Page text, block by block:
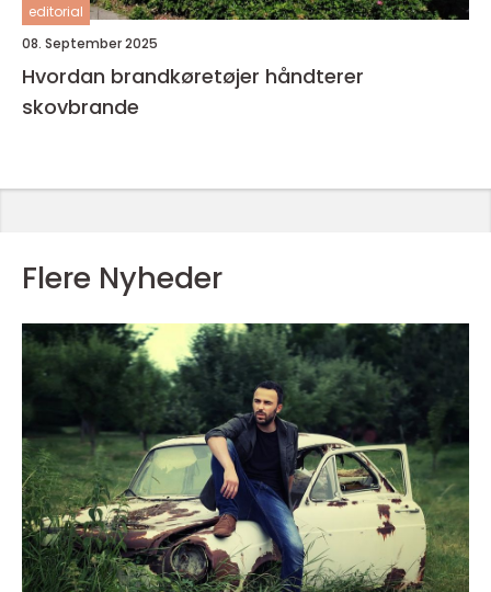
editorial
08. September 2025
Hvordan brandkøretøjer håndterer
skovbrande
Flere Nyheder